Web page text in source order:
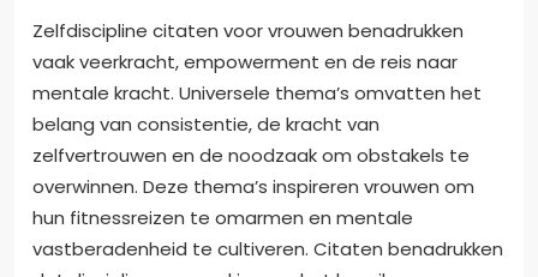
Zelfdiscipline citaten voor vrouwen benadrukken
vaak veerkracht, empowerment en de reis naar
mentale kracht. Universele thema’s omvatten het
belang van consistentie, de kracht van
zelfvertrouwen en de noodzaak om obstakels te
overwinnen. Deze thema’s inspireren vrouwen om
hun fitnessreizen te omarmen en mentale
vastberadenheid te cultiveren. Citaten benadrukken